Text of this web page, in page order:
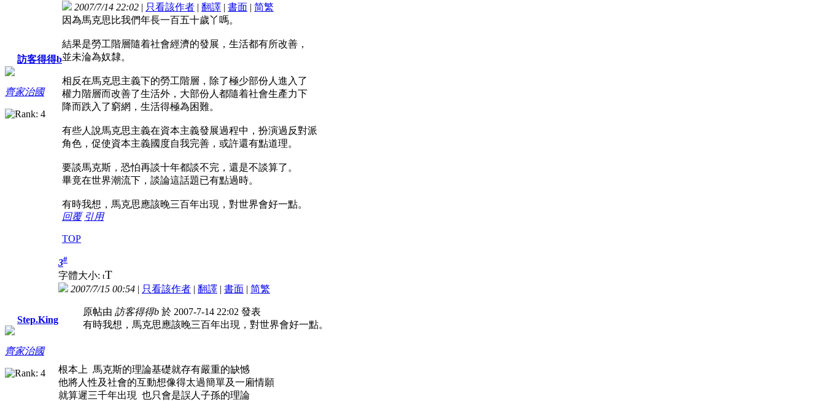
訪客得得b
齊家治國
2007/7/14 22:02 | 只看該作者 | 翻譯 | 書面 | 简繁
因為馬克思比我們年長一百五十歲丫嗎。
結果是勞工階層隨着社會經濟的發展，生活都有所改善，
並未淪為奴隸。
相反在馬克思主義下的勞工階層，除了極少部份人進入了
權力階層而改善了生活外，大部份人都隨着社會生產力下
降而跌入了窮網，生活得極為困難。
有些人說馬克思主義在資本主義發展過程中，扮演過反對派
角色，促使資本主義國度自我完善，或許還有點道理。
要談馬克斯，恐怕再談十年都談不完，還是不談算了。
畢竟在世界潮流下，談論這話題已有點過時。
有時我想，馬克思應該晚三百年出現，對世界會好一點。
回覆 引用
TOP
Step.King
齊家治國
3#
字體大小: tT
2007/7/15 00:54 | 只看該作者 | 翻譯 | 書面 | 简繁
原帖由 訪客得得b 於 2007-7-14 22:02 發表
有時我想，馬克思應該晚三百年出現，對世界會好一點。
根本上 馬克斯的理論基礎就存有嚴重的缺憾
他將人性及社會的互動想像得太過簡單及一廂情願
就算遲三千年出現 也只會是誤人子孫的理論